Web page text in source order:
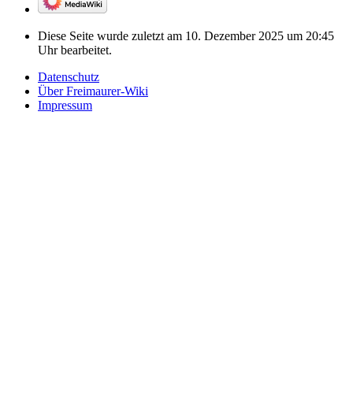
Diese Seite wurde zuletzt am 10. Dezember 2025 um 20:45
Uhr bearbeitet.
Datenschutz
Über Freimaurer-Wiki
Impressum